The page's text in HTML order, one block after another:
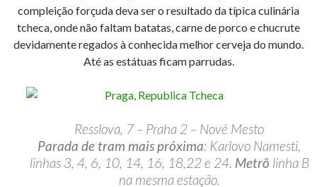
compleição forçuda deva ser o resultado da típica culinária
tcheca, onde não faltam batatas, carne de porco e chucrute
devidamente regados à conhecida melhor cerveja do mundo.
Até as estátuas ficam parrudas.
Resslova, 7 – Praha 2 – Nové Mesto
Parada de tram mais próxima: Karlovo Namesti,
linhas 3, 4, 6, 10, 14, 16, 18,22 e 24. Metrô linha B
na mesma estação.